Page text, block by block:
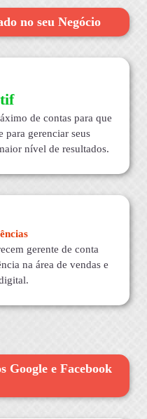
no seu Negócio
de contas para que
para gerenciar seus
nível de resultados.
gerente de conta
na área de vendas e
Google e Facebook